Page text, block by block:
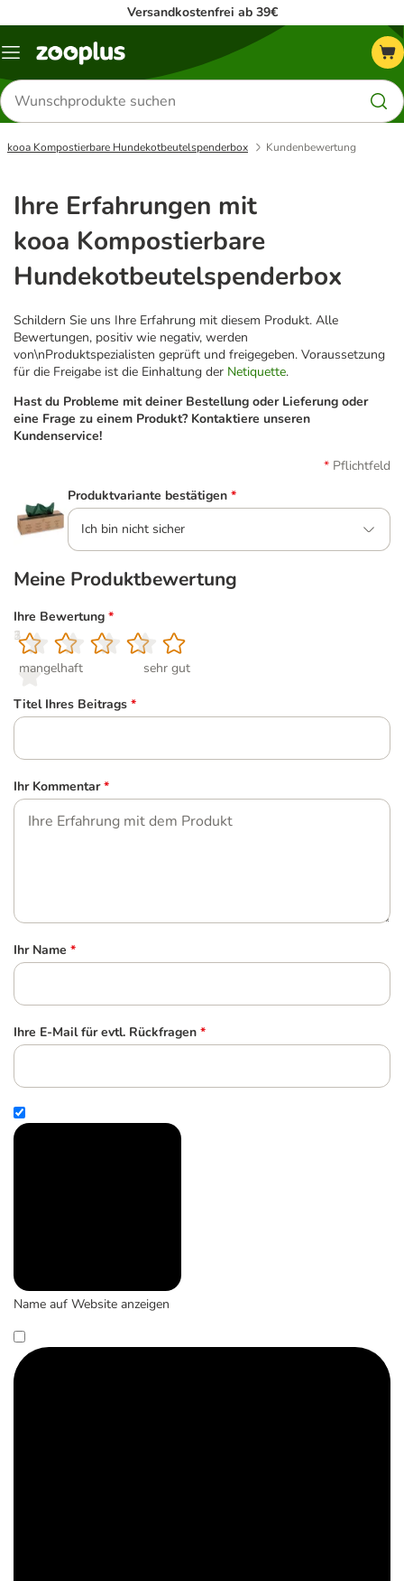
Versandkostenfrei ab 39€
Menü
Produkte
suchen
kooa Kompostierbare Hundekotbeutelspenderbox Kundenbewertung
Ihre Erfahrungen mit
kooa Kompostierbare
Hundekotbeutelspenderbox
Schildern Sie uns Ihre Erfahrung mit diesem Produkt. Alle
Bewertungen, positiv wie negativ, werden
von\nProduktspezialisten geprüft und freigegeben. Voraussetzung
für die Freigabe ist die Einhaltung der Netiquette.
Hast du Probleme mit deiner Bestellung oder Lieferung oder
eine Frage zu einem Produkt? Kontaktiere unseren
Kundenservice!
Pflichtfeld
Produktvariante bestätigen *
Ich bin nicht sicher
Meine Produktbewertung
Ihre Bewertung *
1
mangelhaft
2
3
4
5
sehr gut
Titel Ihres Beitrags *
Ihr Kommentar *
Ihr Name *
Ihre E-Mail für evtl. Rückfragen *
Name auf Website anzeigen